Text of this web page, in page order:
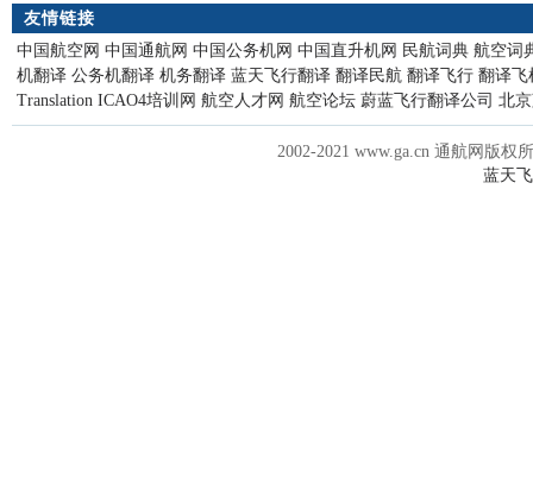
友情链接
中国航空网 中国通航网 中国公务机网 中国直升机网 民航词典 航空词
机翻译 公务机翻译 机务翻译 蓝天飞行翻译 翻译民航 翻译飞行 翻译飞
Translation ICAO4培训网 航空人才网 航空论坛 蔚蓝飞行翻译公司 北
2002-2021 www.ga.cn 通航网版权
蓝天